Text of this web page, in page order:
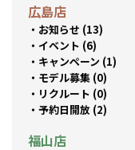
広島店
お知らせ (13)
イベント (6)
キャンペーン (1)
モデル募集 (0)
リクルート (0)
予約日開放 (2)
福山店